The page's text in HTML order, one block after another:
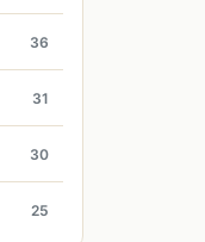
36
31
30
25